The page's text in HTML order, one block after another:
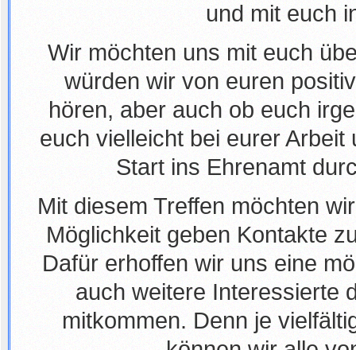
und mit euch
Wir möchten uns mit euch
würden wir von euren
hören, aber auch ob euch
euch vielleicht bei eurer
Start ins Ehrenamt
Mit diesem Treffen möchten
Möglichkeit geben Kontakte
Dafür erhoffen wir uns eine
auch weitere Interessierte
mitkommen. Denn je